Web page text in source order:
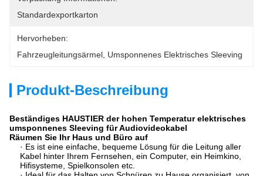
Standardexportkarton
Hervorheben:
Fahrzeugleitungsärmel Umsponnenes Elektrisches Sleeving
Produkt-Beschreibung
Beständiges HAUSTIER der hohen Temperatur elektrisches
umsponnenes Sleeving für Audiovideokabel
Räumen Sie Ihr Haus und Büro auf
· Es ist eine einfache, bequeme Lösung für die Leitung aller
Kabel hinter Ihrem Fernsehen, ein Computer, ein Heimkino,
Hifisysteme, Spielkonsolen etc.